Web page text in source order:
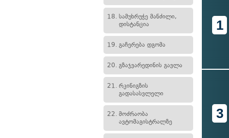
18. სამუხრუჭე მანძილი,
დისტანცია
19. გაჩერება დგომა
20. გზაჯვარედინის გავლა
21. რკინიგზის
გადასასვლელი
22. მოძრაობა
ავტომაგისტრალზე
1
3